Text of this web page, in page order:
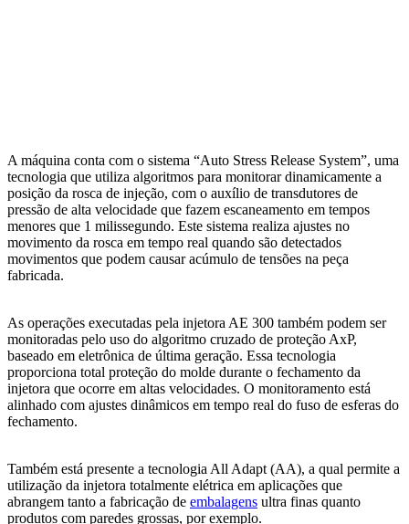
A máquina conta com o sistema “Auto Stress Release System”, uma
tecnologia que utiliza algoritmos para monitorar dinamicamente a
posição da rosca de injeção, com o auxílio de transdutores de
pressão de alta velocidade que fazem escaneamento em tempos
menores que 1 milissegundo. Este sistema realiza ajustes no
movimento da rosca em tempo real quando são detectados
movimentos que podem causar acúmulo de tensões na peça
fabricada.
As operações executadas pela injetora AE 300 também podem ser
monitoradas pelo uso do algoritmo cruzado de proteção AxP,
baseado em eletrônica de última geração. Essa tecnologia
proporciona total proteção do molde durante o fechamento da
injetora que ocorre em altas velocidades. O monitoramento está
alinhado com ajustes dinâmicos em tempo real do fuso de esferas do
fechamento.
Também está presente a tecnologia All Adapt (AA), a qual permite a
utilização da injetora totalmente elétrica em aplicações que
abrangem tanto a fabricação de embalagens ultra finas quanto
produtos com paredes grossas, por exemplo.